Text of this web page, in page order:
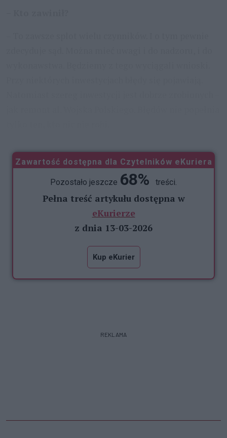
Zawartość dostępna dla Czytelników eKuriera
Pozostało jeszcze 68% treści.
Pełna treść artykułu dostępna w
eKurierze
z dnia 13-03-2026
Kup eKurier
REKLAMA